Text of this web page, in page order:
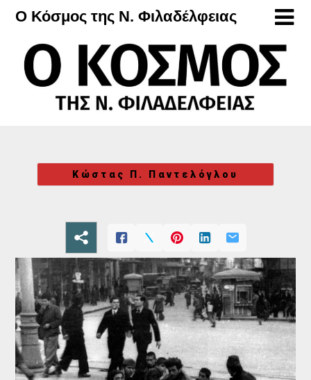
Μετάβαση
περιεχόμενο
Ο Κόσμος της Ν. Φιλαδέλφειας
Κώστας Π. Παντελόγλου